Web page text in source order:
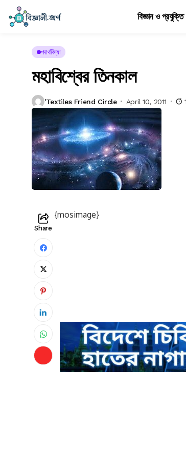
বিজ্ঞান ও প্রযুক্তি
পদার্থবিদ্যা
মহাবিশ্বের তিনকাল
'Textiles Friend Circle April 10, 2011
Share
{mosimage}